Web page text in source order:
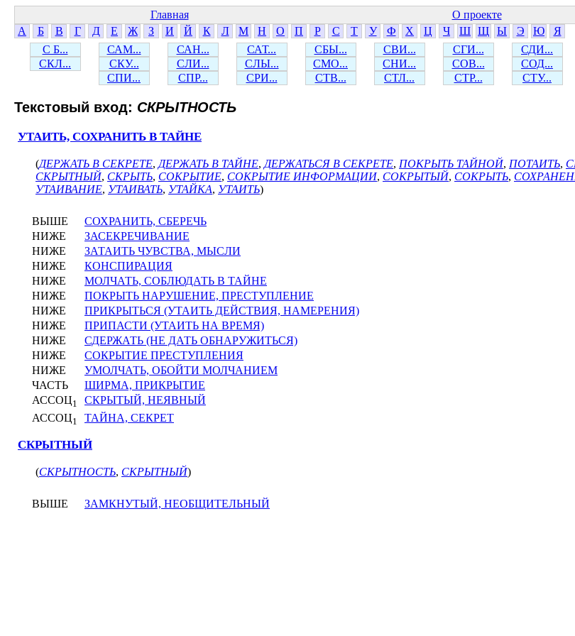
Главная О проекте
А
Б В Г Д Е Ж З И Й К Л М Н О П Р С Т У Ф Х Ц Ч Ш Щ Ы Э Ю
Я
С Б...
САМ... САН... САТ... СБЫ... СВИ... СГИ... СДИ...
СКЛ...
СКУ... СЛИ... СЛЫ... СМО... СНИ... СОВ... СОД...
СПИ...
СПР... СРИ... СТВ... СТЛ... СТР... СТУ...
Текстовый вход: СКРЫТНОСТЬ
УТАИТЬ, СОХРАНИТЬ В ТАЙНЕ
(ДЕРЖАТЬ В СЕКРЕТЕ, ДЕРЖАТЬ В ТАЙНЕ, ДЕРЖАТЬСЯ В СЕКРЕТЕ, ПОКРЫТЬ ТАЙНОЙ, ПОТАИТЬ,
СКРЫТНЫЙ, СКРЫТЬ, СОКРЫТИЕ, СОКРЫТИЕ ИНФОРМАЦИИ, СОКРЫТЫЙ, СОКРЫТЬ,
УТАИВАНИЕ, УТАИВАТЬ, УТАЙКА, УТАИТЬ)
ВЫШЕ
СОХРАНИТЬ, СБЕРЕЧЬ
НИЖЕ
ЗАСЕКРЕЧИВАНИЕ
НИЖЕ
ЗАТАИТЬ ЧУВСТВА, МЫСЛИ
НИЖЕ
КОНСПИРАЦИЯ
НИЖЕ
МОЛЧАТЬ, СОБЛЮДАТЬ В ТАЙНЕ
НИЖЕ
ПОКРЫТЬ НАРУШЕНИЕ, ПРЕСТУПЛЕНИЕ
НИЖЕ
ПРИКРЫТЬСЯ (УТАИТЬ ДЕЙСТВИЯ, НАМЕРЕНИЯ)
НИЖЕ
ПРИПАСТИ (УТАИТЬ НА ВРЕМЯ)
НИЖЕ
СДЕРЖАТЬ (НЕ ДАТЬ ОБНАРУЖИТЬСЯ)
НИЖЕ
СОКРЫТИЕ ПРЕСТУПЛЕНИЯ
НИЖЕ
УМОЛЧАТЬ, ОБОЙТИ МОЛЧАНИЕМ
ЧАСТЬ
ШИРМА, ПРИКРЫТИЕ
АССОЦ1
СКРЫТЫЙ, НЕЯВНЫЙ
АССОЦ1 ТАЙНА, СЕКРЕТ
СКРЫТНЫЙ
(СКРЫТНОСТЬ, СКРЫТНЫЙ)
ВЫШЕ ЗАМКНУТЫЙ, НЕОБЩИТЕЛЬНЫЙ